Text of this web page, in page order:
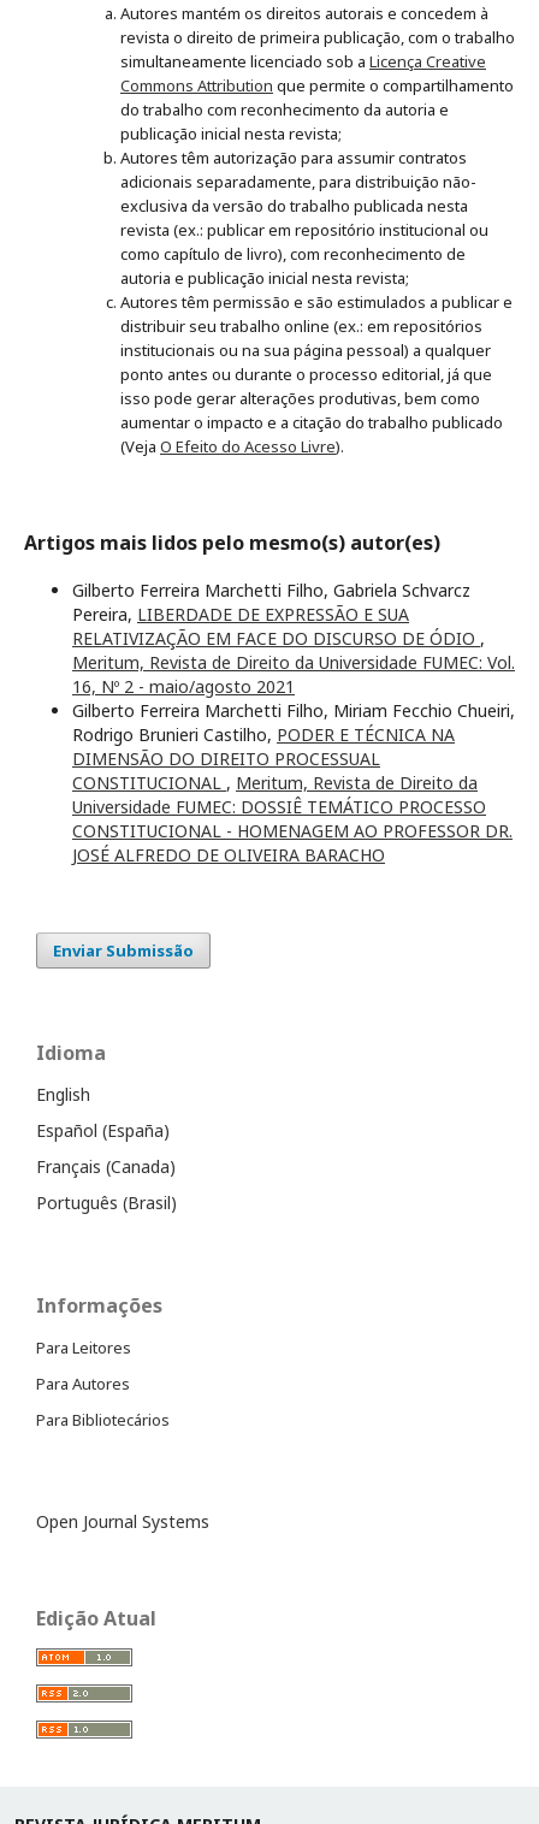
Autores mantém os direitos autorais e concedem à
revista o direito de primeira publicação, com o trabalho
simultaneamente licenciado sob a Licença Creative
Commons Attribution que permite o compartilhamento
do trabalho com reconhecimento da autoria e
publicação inicial nesta revista;
Autores têm autorização para assumir contratos
adicionais separadamente, para distribuição não-
exclusiva da versão do trabalho publicada nesta
revista (ex.: publicar em repositório institucional ou
como capítulo de livro), com reconhecimento de
autoria e publicação inicial nesta revista;
Autores têm permissão e são estimulados a publicar e
distribuir seu trabalho online (ex.: em repositórios
institucionais ou na sua página pessoal) a qualquer
ponto antes ou durante o processo editorial, já que
isso pode gerar alterações produtivas, bem como
aumentar o impacto e a citação do trabalho publicado
(Veja O Efeito do Acesso Livre).
Artigos mais lidos pelo mesmo(s) autor(es)
Gilberto Ferreira Marchetti Filho, Gabriela Schvarcz
Pereira, LIBERDADE DE EXPRESSÃO E SUA
RELATIVIZAÇÃO EM FACE DO DISCURSO DE ÓDIO ,
Meritum, Revista de Direito da Universidade FUMEC: Vol.
16, Nº 2 - maio/agosto 2021
Gilberto Ferreira Marchetti Filho, Miriam Fecchio Chueiri,
Rodrigo Brunieri Castilho, PODER E TÉCNICA NA
DIMENSÃO DO DIREITO PROCESSUAL
CONSTITUCIONAL , Meritum, Revista de Direito da
Universidade FUMEC: DOSSIÊ TEMÁTICO PROCESSO
CONSTITUCIONAL - HOMENAGEM AO PROFESSOR DR.
JOSÉ ALFREDO DE OLIVEIRA BARACHO
Enviar Submissão
Idioma
English
Español (España)
Français (Canada)
Português (Brasil)
Informações
Para Leitores
Para Autores
Para Bibliotecários
Open Journal Systems
Edição Atual